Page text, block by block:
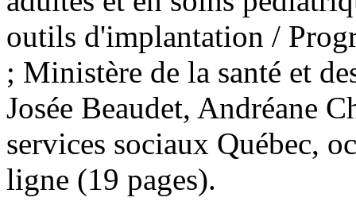
outils d'implantation /
; Ministère de la santé et
Josée Beaudet, Andréane
services sociaux Québec,
ligne (19 pages).